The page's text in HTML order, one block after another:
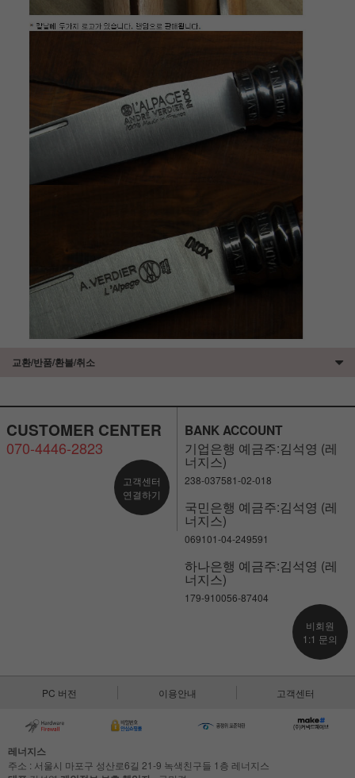
이코 라이프 하
교환/반품/환불/취소
CUSTOMER CENTER
070-4446-2823
고객센터
연결하기
BANK ACCOUNT
기업은행 예금주:김석영 (레
너지스)
238-037581-02-018
국민은행 예금주:김석영 (레
너지스)
069101-04-249591
하나은행 예금주:김석영 (레
너지스)
179-910056-87404
비회원
1:1 문의
PC 버전 이용안내 고객센터
레너지스
주소 : 서울시 마포구 성산로6길 21-9 녹색친구들 1층 레너지스